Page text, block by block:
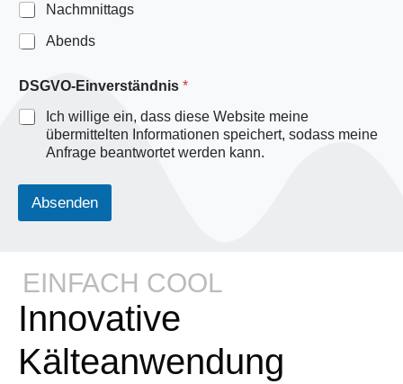
m
e
r
n
Nachmnittags
Abends
DSGVO-Einverständnis *
Ich willige ein, dass diese Website meine
übermittelten Informationen speichert, sodass meine
Anfrage beantwortet werden kann.
Absenden
EINFACH COOL
Innovative
Kälteanwendung